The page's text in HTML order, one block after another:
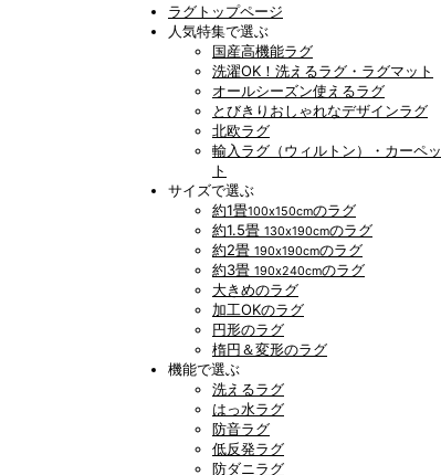
ラグトップページ
人気特集で選ぶ
国産高機能ラグ
洗濯OK！洗えるラグ・ラグマット
オールシーズン使えるラグ
とびきりおしゃれなデザインラグ
北欧ラグ
輸入ラグ（ウィルトン）・カーペッ
ト
サイズで選ぶ
約1畳100x150cmのラグ
約1.5畳 130x190cmのラグ
約2畳 190x190cmのラグ
約3畳 190x240cmのラグ
大きめのラグ
加工OKのラグ
円形のラグ
楕円＆変形のラグ
機能で選ぶ
洗えるラグ
はっ水ラグ
防音ラグ
低反発ラグ
防ダニラグ